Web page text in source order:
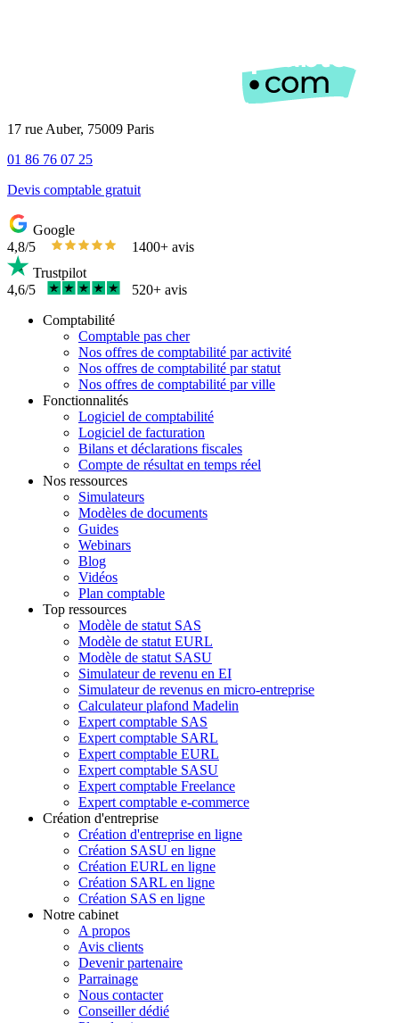
17 rue Auber, 75009 Paris
01 86 76 07 25
Devis comptable gratuit
Google
4,8/5
1400+ avis
Trustpilot
4,6/5
520+ avis
Comptabilité
Comptable pas cher
Nos offres de comptabilité par activité
Nos offres de comptabilité par statut
Nos offres de comptabilité par ville
Fonctionnalités
Logiciel de comptabilité
Logiciel de facturation
Bilans et déclarations fiscales
Compte de résultat en temps réel
Nos ressources
Simulateurs
Modèles de documents
Guides
Webinars
Blog
Vidéos
Plan comptable
Top ressources
Modèle de statut SAS
Modèle de statut EURL
Modèle de statut SASU
Simulateur de revenu en EI
Simulateur de revenus en micro-entreprise
Calculateur plafond Madelin
Expert comptable SAS
Expert comptable SARL
Expert comptable EURL
Expert comptable SASU
Expert comptable Freelance
Expert comptable e-commerce
Création d'entreprise
Création d'entreprise en ligne
Création SASU en ligne
Création EURL en ligne
Création SARL en ligne
Création SAS en ligne
Notre cabinet
A propos
Avis clients
Devenir partenaire
Parrainage
Nous contacter
Conseiller dédié